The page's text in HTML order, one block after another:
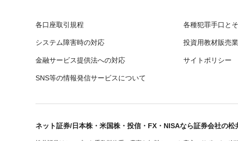
各口座取引規程 各種犯罪手口と
システム障害時の対応 投資用教材販売
金融サービス提供法への対応 サイトポリシー
SNS等の情報発信サービスについて
ネット証券/日本株・米国株・投信・FX・NISAなら証券会社の松